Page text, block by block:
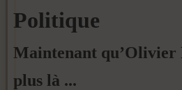
Politique
Maintenant qu’Olivier
plus là ...